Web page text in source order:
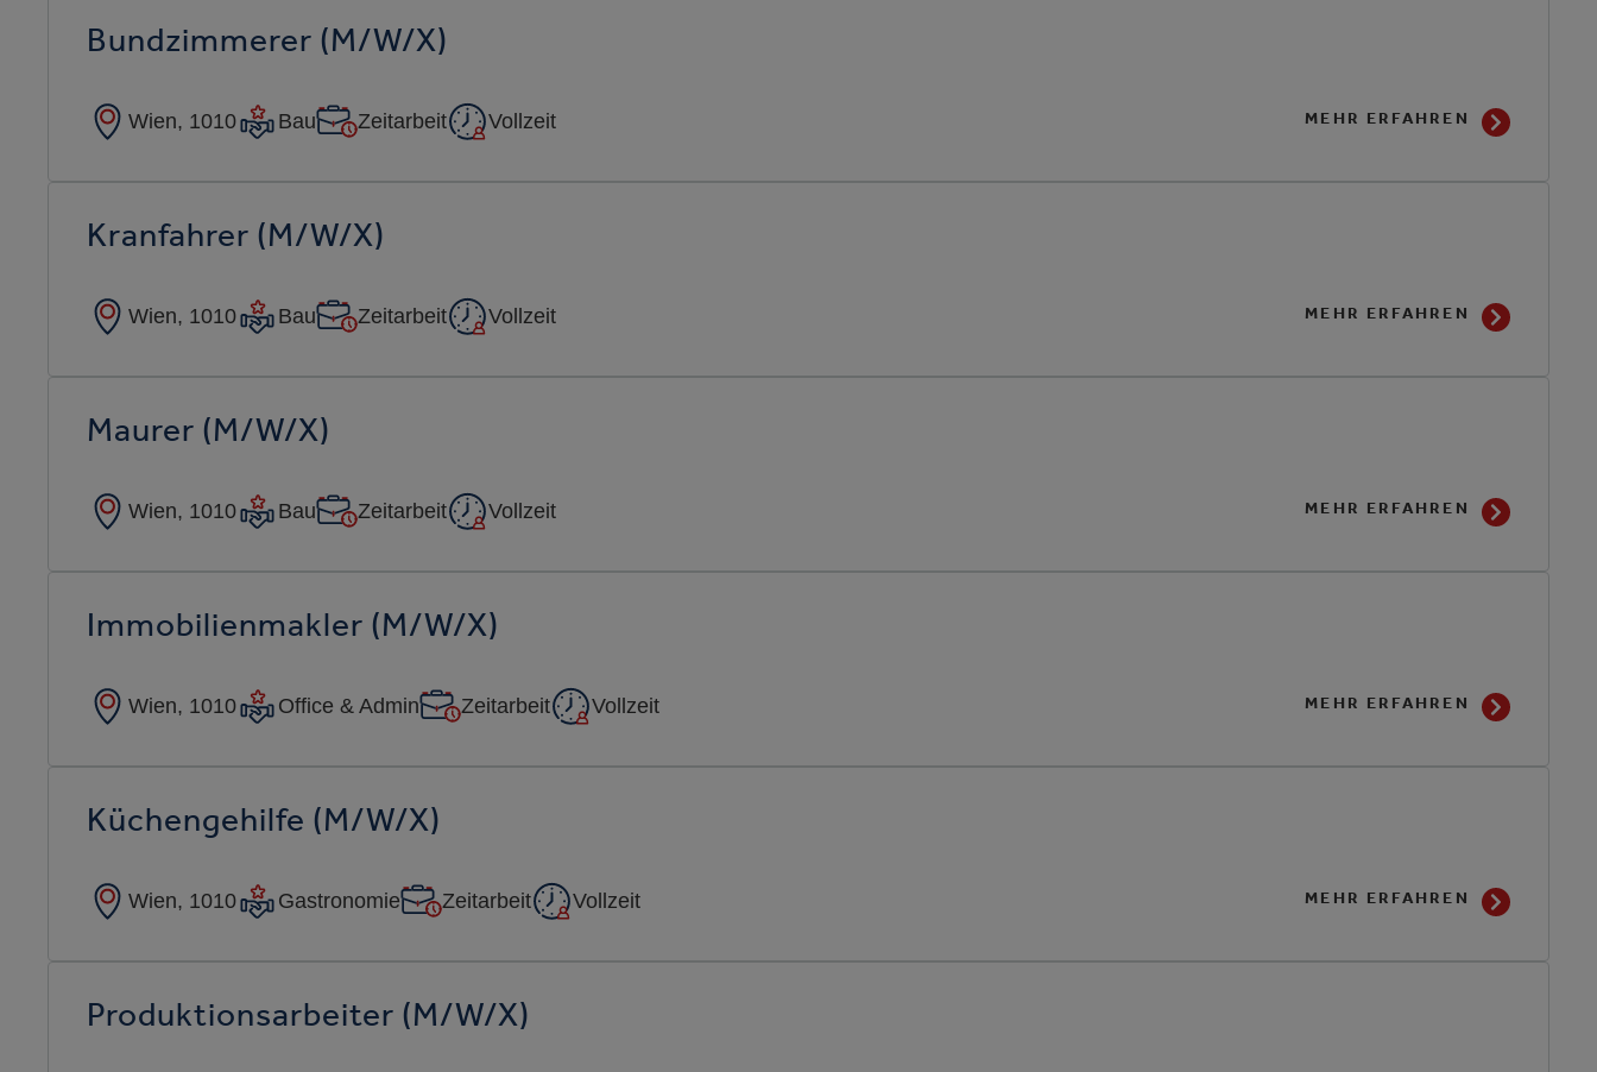
Bundzimmerer (m/w/x)
Wien, 1010 Bau Zeitarbeit Vollzeit MEHR ERFAHREN
Kranfahrer (m/w/x)
Wien, 1010 Bau Zeitarbeit Vollzeit MEHR ERFAHREN
Maurer (m/w/x)
Wien, 1010 Bau Zeitarbeit Vollzeit MEHR ERFAHREN
Immobilienmakler (m/w/x)
Wien, 1010 Office & Admin Zeitarbeit Vollzeit MEHR ERFAHREN
Küchengehilfe (m/w/x)
Wien, 1010 Gastronomie Zeitarbeit Vollzeit MEHR ERFAHREN
Produktionsarbeiter (m/w/x)